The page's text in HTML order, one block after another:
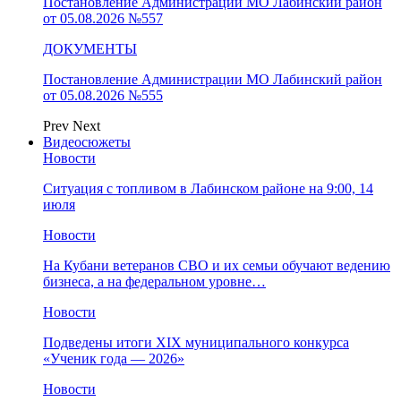
от 05.08.2026 №557
ДОКУМЕНТЫ
Постановление Администрации МО Лабинский район
от 05.08.2026 №555
Prev Next
Видеосюжеты
Новости
Ситуация с топливом в Лабинском районе на 9:00, 14
июля
Новости
На Кубани ветеранов СВО и их семьи обучают ведению
бизнеса, а на федеральном уровне…
Новости
Подведены итоги XIX муниципального конкурса
«Ученик года — 2026»
Новости